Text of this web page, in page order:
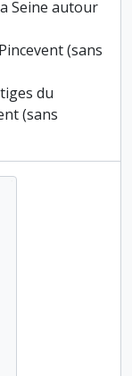
Seine autour
(sans
du
(sans